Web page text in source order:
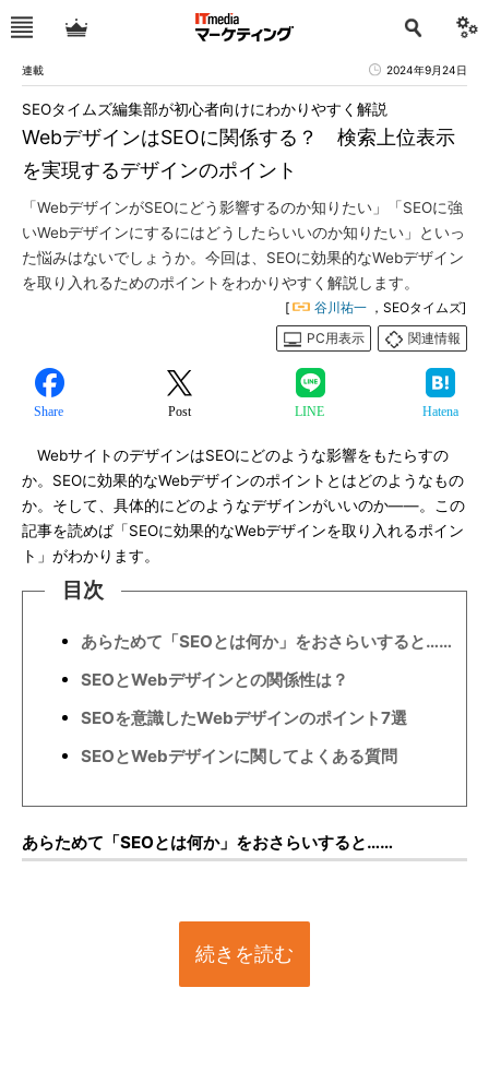
連載 2024年9月24日
WebデザインはSEOに関係する？ 検索上位表示
を実現するデザインのポイント
SEOタイムズ編集部が初心者向けにわかりやすく解説
「WebデザインがSEOにどう影響するのか知りたい」「SEOに強
いWebデザインにするにはどうしたらいいのか知りたい」といっ
た悩みはないでしょうか。今回は、SEOに効果的なWebデザイン
を取り入れるためのポイントをわかりやすく解説します。
[ 谷川祐一 ，SEOタイムズ]
PC用表示
関連情報
Share Post LINE Hatena
WebサイトのデザインはSEOにどのような影響をもたらすの
か。SEOに効果的なWebデザインのポイントとはどのようなもの
か。そして、具体的にどのようなデザインがいいのか――。この
記事を読めば「SEOに効果的なWebデザインを取り入れるポイン
ト」がわかります。
目次
あらためて「SEOとは何か」をおさらいすると……
SEOとWebデザインとの関係性は？
SEOを意識したWebデザインのポイント7選
SEOとWebデザインに関してよくある質問
あらためて「SEOとは何か」をおさらいすると……
続きを読む